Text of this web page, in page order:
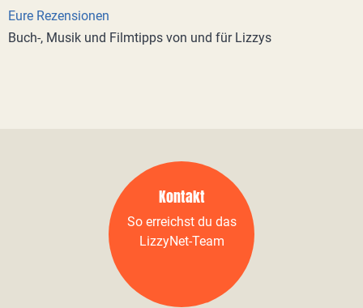
Eure Rezensionen
Buch-, Musik und Filmtipps von und für Lizzys
Kontakt
So erreichst du das
LizzyNet-Team